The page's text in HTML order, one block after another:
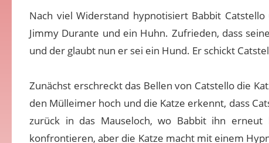
Nach viel Widerstand hypnotisiert Babbit
Jimmy Durante und ein Huhn. Zufrieden, dass
und der glaubt nun er sei ein Hund. Er schickt
Zunächst erschreckt das Bellen von Catstello die
den Mülleimer hoch und die Katze erkennt, dass
zurück in das Mauseloch, wo Babbit ihn
konfrontieren, aber die Katze macht mit einem